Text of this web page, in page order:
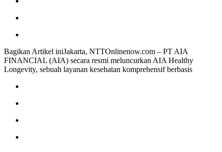
Bagikan Artikel iniJakarta, NTTOnlinenow.com – PT AIA
FINANCIAL (AIA) secara resmi meluncurkan AIA Healthy
Longevity, sebuah layanan kesehatan komprehensif berbasis